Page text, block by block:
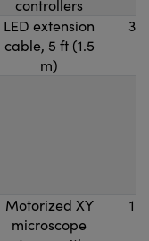
controllers
LED extension
cable, 5 ft (1.5
m)
3
Motorized XY
microscope
1